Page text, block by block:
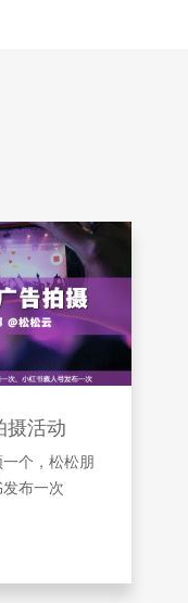
摄活动
个，松松朋
布一次